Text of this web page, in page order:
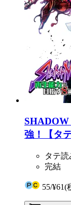
強！【タ
タテ読
完結
55/¥61(